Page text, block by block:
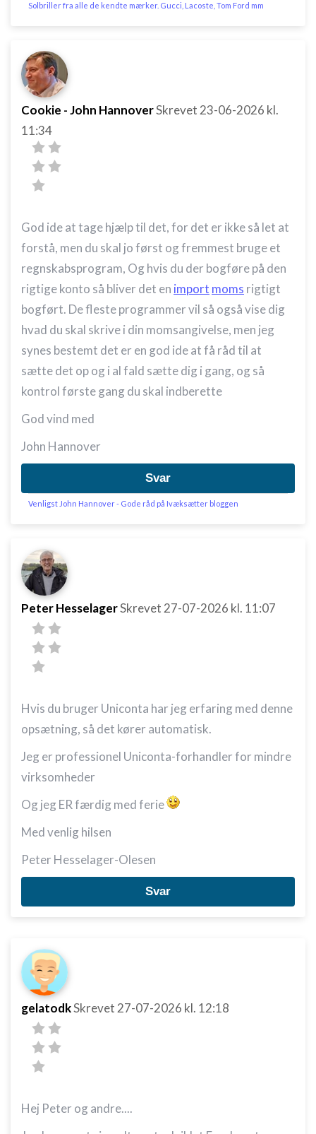
Solbriller fra alle de kendte mærker. Gucci, Lacoste, Tom Ford mm
Cookie - John HannoverSkrevet 23-06-2026 kl.
11:34
God ide at tage hjælp til det, for det er ikke så let at
forstå, men du skal jo først og fremmest bruge et
regnskabsprogram, Og hvis du der bogføre på den
rigtige konto så bliver det en import moms rigtigt
bogført. De fleste programmer vil så også vise dig
hvad du skal skrive i din momsangivelse, men jeg
synes bestemt det er en god ide at få råd til at
sætte det op og i al fald sætte dig i gang, og så
kontrol første gang du skal indberette
God vind med
John Hannover
Svar
Venligst John Hannover - Gode råd på Ivæksætter bloggen
Peter HesselagerSkrevet 27-07-2026 kl. 11:07
Hvis du bruger Uniconta har jeg erfaring med denne
opsætning, så det kører automatisk.
Jeg er professionel Uniconta-forhandler for mindre
virksomheder
Og jeg ER færdig med ferie
Med venlig hilsen
Peter Hesselager-Olesen
Svar
gelatodkSkrevet 27-07-2026 kl. 12:18
Hej Peter og andre....